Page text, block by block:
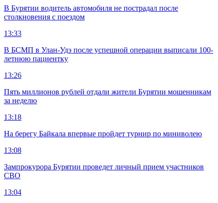
В Бурятии водитель автомобиля не пострадал после
столкновения с поездом
13:33
В БСМП в Улан-Удэ после успешной операции выписали 100-
летнюю пациентку
13:26
Пять миллионов рублей отдали жители Бурятии мошенникам
за неделю
13:18
На берегу Байкала впервые пройдет турнир по миниволею
13:08
Зампрокурора Бурятии проведет личный прием участников
СВО
13:04